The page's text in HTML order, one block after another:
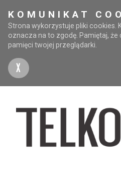
KOMUNIKAT
Strona wykorzystuje pliki cookies.
oznacza na to zgodę. Pamiętaj,
pamięci twojej przeglądarki.
X